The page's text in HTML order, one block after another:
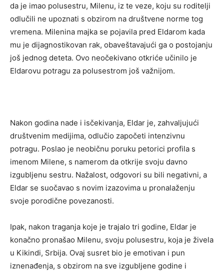
da je imao polusestru, Milenu, iz te veze, koju su roditelji
odlučili ne upoznati s obzirom na društvene norme tog
vremena. Milenina majka se pojavila pred Eldarom kada
mu je dijagnostikovan rak, obaveštavajući ga o postojanju
još jednog deteta. Ovo neočekivano otkriće učinilo je
Eldarovu potragu za polusestrom još važnijom.
Nakon godina nade i isčekivanja, Eldar je, zahvaljujući
društvenim medijima, odlučio započeti intenzivnu
potragu. Poslao je neobičnu poruku petorici profila s
imenom Milene, s namerom da otkrije svoju davno
izgubljenu sestru. Nažalost, odgovori su bili negativni, a
Eldar se suočavao s novim izazovima u pronalaženju
svoje porodične povezanosti.
Ipak, nakon traganja koje je trajalo tri godine, Eldar je
konačno pronašao Milenu, svoju polusestru, koja je živela
u Kikindi, Srbija. Ovaj susret bio je emotivan i pun
iznenađenja, s obzirom na sve izgubljene godine i